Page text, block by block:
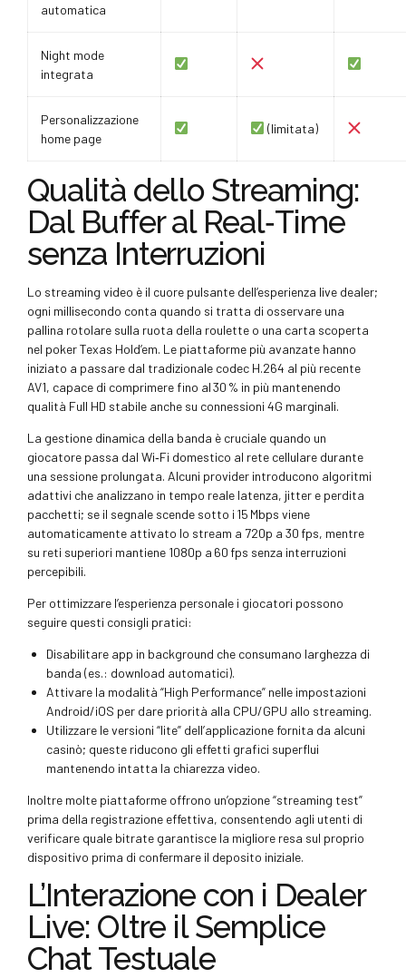
automatica
Night mode
integrata
Personalizzazione
home page
(limitata)
Qualità dello Streaming:
Dal Buffer al Real‑Time
senza Interruzioni
Lo streaming video è il cuore pulsante dell’esperienza live dealer;
ogni millisecondo conta quando si tratta di osservare una
pallina rotolare sulla ruota della roulette o una carta scoperta
nel poker Texas Hold’em. Le piattaforme più avanzate hanno
iniziato a passare dal tradizionale codec H.264 al più recente
AV1, capace di comprimere fino al 30 % in più mantenendo
qualità Full HD stabile anche su connessioni 4G marginali.
La gestione dinamica della banda è cruciale quando un
giocatore passa dal Wi‑Fi domestico al rete cellulare durante
una sessione prolungata. Alcuni provider introducono algoritmi
adattivi che analizzano in tempo reale latenza, jitter e perdita
pacchetti; se il segnale scende sotto i 15 Mbps viene
automaticamente attivato lo stream a 720p a 30 fps, mentre
su reti superiori mantiene 1080p a 60 fps senza interruzioni
percepibili.
Per ottimizzare l’esperienza personale i giocatori possono
seguire questi consigli pratici:
Disabilitare app in background che consumano larghezza di
banda (es.: download automatici).
Attivare la modalità “High Performance” nelle impostazioni
Android/iOS per dare priorità alla CPU/GPU allo streaming.
Utilizzare le versioni “lite” dell’applicazione fornita da alcuni
casinò; queste riducono gli effetti grafici superflui
mantenendo intatta la chiarezza video.
Inoltre molte piattaforme offrono un’opzione “streaming test”
prima della registrazione effettiva, consentendo agli utenti di
verificare quale bitrate garantisce la migliore resa sul proprio
dispositivo prima di confermare il deposito iniziale.
L’Interazione con i Dealer
Live: Oltre il Semplice
Chat Testuale